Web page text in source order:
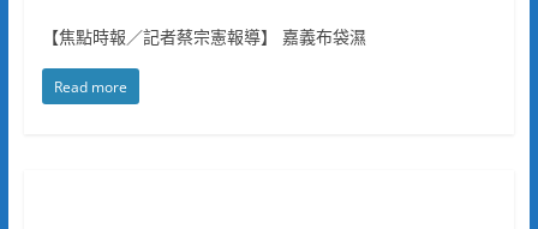
【焦點時報／記者蔡宗憲報導】 嘉義布袋濕
Read more